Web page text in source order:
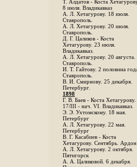
Т. Алдатов - Коста
8 июля. Владикавказ
А. Л. Хетагурову. 18 июля.
Ставрополь.
А. Л. Хетагурову. 20 июля.
Ставрополь.
Д. Г. Цаликов - Коста
Хетагурову. 23 июля.
Владикавказ.
А. Л. Хетагурову. 20 августа.
Ставрополь.
И. Т. Гайтову. 2 половина
Ставрополь.
В. И. Смирнову. 25 декабря.
Петербург.
1898
Г. В. Баев - Коста Хетагурову.
17/III - нач. VI. Владикавказ.
Э. Э. Ухтомскому. 18 мая.
Петербург
A. Л. Хетагурову. 22 мая.
Петербург
B. Г. Касабиев - Коста
Хетагурову. Сентябрь. Ардон
А. Л. Хетагурову. 2 октября.
Пятигорск
А. А. Цаликовой. 6 декабря.